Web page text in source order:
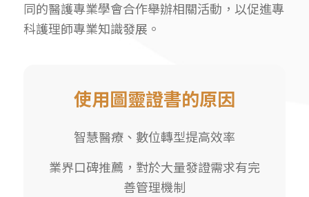
同的醫護專業學會合作舉辦相關活動，以促進專
科護理師專業知識發展。
使用圖靈證書的原因
智慧醫療、數位轉型提高效率
業界口碑推薦，對於大量發證需求有完
善管理機制